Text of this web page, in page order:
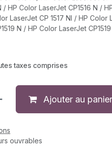
/ HP Color LaserJet CP1516 N /
LaserJet CP 1517 NI / HP Color
N / HP Color LaserJet CP1519
taxes comprises
Ajouter au panier
ouvrables